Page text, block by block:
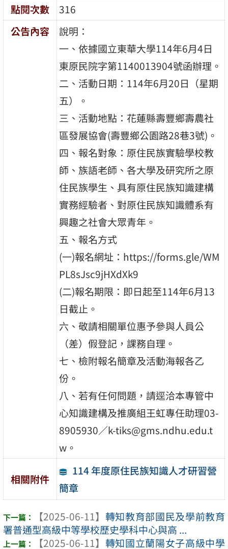
點閱次數
316
公告內容
說明：
一、依據國立東華大學114年6月4日
東原民院字第1140013904號函辦理。
二、活動日期：114年6月20日（星期
五）。
三、活動地點：花蓮縣壽豐鄉壽農社
區發展協會(壽豐鄉公園路28巷3號)。
四、報名對象：原住民族實驗學校教
師、族語老師、各大學及研究所之原
住民族學生、具有原住民族知識建構
實務經驗者、對原住民族知識體系有
興趣之社會大眾青年。
五、報名方式
(一)報名網址：https://forms.gle/WM
PL8sJsc9jHXdXk9
(二)報名期限：即日起至114年6月13
日截止。
六、敬請相關單位惠予參與人員公
（差）假登記，課務自理。
七、檢附報名簡章及活動海報各乙
份。
八、若有任何問題，請逕洽本專管中
心知識建構及推廣組王虹專任助理03-
8905930／k-tiks@gms.ndhu.edu.t
w。
相關附件
114 年度原住民族知識人才研習營
簡章
【2025-06-11】 轉知教育部國民及學前教育
署普通型高級中等學校歷史學科中心與高 ...
【2025-06-11】 轉知國立蘭陽女子高級中學